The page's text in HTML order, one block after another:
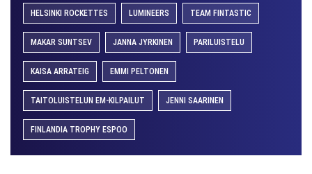
HELSINKI ROCKETTES LUMINEERS TEAM FINTASTIC
MAKAR SUNTSEV JANNA JYRKINEN PARILUISTELU
KAISA ARRATEIG EMMI PELTONEN
TAITOLUISTELUN EM-KILPAILUT JENNI SAARINEN
FINLANDIA TROPHY ESPOO